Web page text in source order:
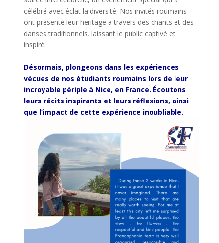
célébré avec éclat la diversité. Nos invités roumains
ont présenté leur héritage à travers des chants et des
danses traditionnels, laissantle public captivé et
inspiré.
Désormais, plongeons dans les expériences
vécues de nos étudiants roumains lors de leur
incroyable périple à Nice, enFrance. Écoutons
leurs récits inspirants et leurs réflexions, ainsi
que l’impact de cette expérience inoubliable.